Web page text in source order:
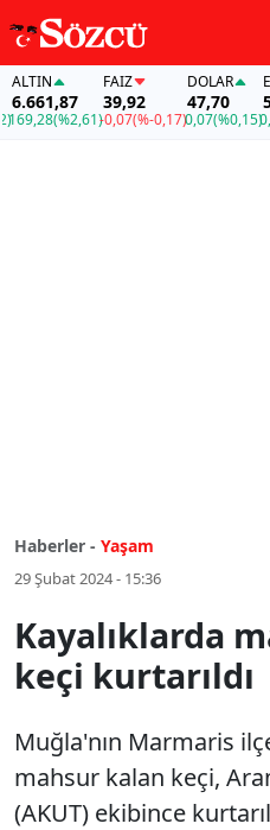
(%2,61)
FAİZ
39,92
-0,07(%-0,17)
DOLAR
47,70
0,07(%0,15)0,21
Haberler - Yaşam
29 Şubat 2024 - 15:36
Kayalıklarda
keçi kurtarıldı
Muğla'nın Marmaris
mahsur kalan keçi,
(AKUT) ekibince